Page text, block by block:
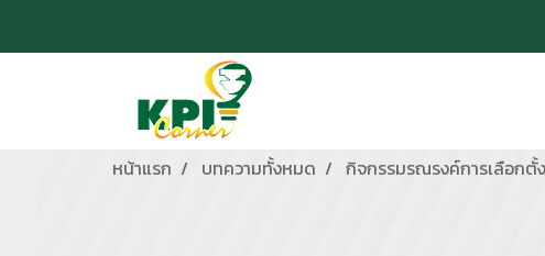
หน้าแรก บทความทั้งหมด กิจกรรมรณรงค์การเลือกตั้ง